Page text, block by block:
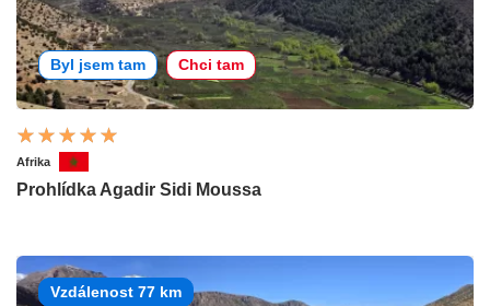
Byl jsem tam Chci tam
Afrika
Prohlídka Agadir Sidi Moussa
Vzdálenost 77 km